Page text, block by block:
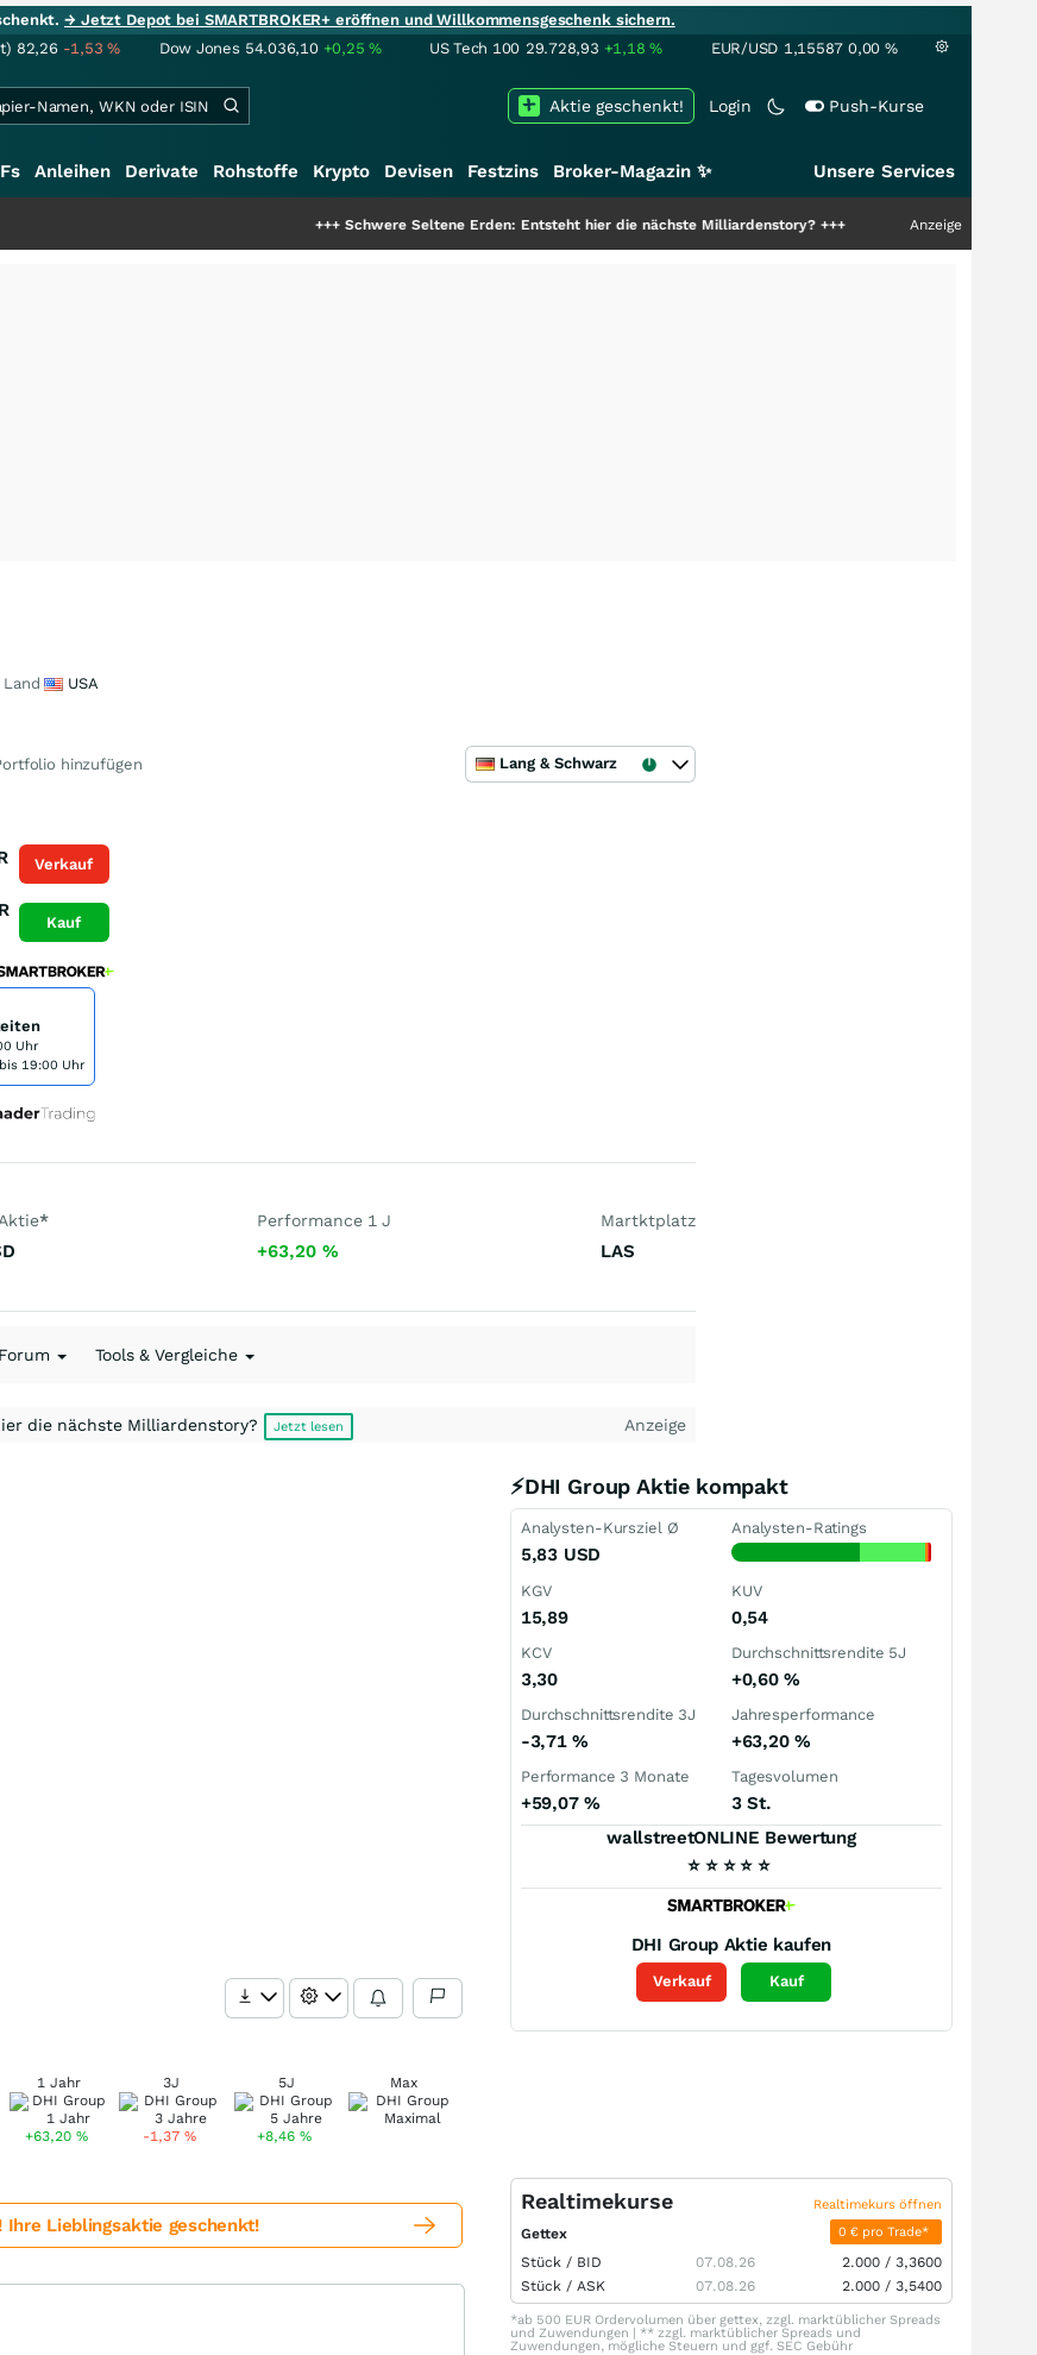
→ Jetzt Depot bei SMARTBROKER+ eröffnen und Willkommensgeschenk sichern.
82,26 -1,53% Dow Jones 54.036,10 +0,25% US Tech 100 29.728,93 +1,18% EUR/USD 1,15587 0,00 %
Login Push-Kurse
Aktie geschenkt!
Anleihen Derivate Rohstoffe Krypto Devisen Festzins Broker-Magazin ✨ Unsere Services
Schwere Seltene Erden: Entsteht hier die nächste Milliardenstory?+++ Anzeige
Land USA
hinzufügen Lang & Schwarz
Verkauf
Kauf
Uhr
19:00 Uhr
* Performance 1 J
+63,20%
Martktplatz
LAS
Forum Tools & Vergleiche
die nächste Milliardenstory? Jetzt lesen Anzeige
1 Jahr
+63,20%
3J
-1,37 %
5J
+8,46 %
Max
⚡DHI Group Aktie kompakt
Analysten-Kursziel Ø
5,83 USD
Analysten-Ratings
KGV
15,89
KUV
0,54
KCV
3,30
Durchschnittsrendite 5J
+0,60%
Durchschnittsrendite 3J
-3,71%
Jahresperformance
+63,20 %
Performance 3 Monate
+59,07 %
Tagesvolumen
3 St.
wallstreetONLINE Bewertung
⭐ ⭐ ⭐ ⭐ ⭐
DHI Group Aktie kaufen
Verkauf Kauf
Ihre Lieblingsaktie geschenkt!
Realtimekurse Realtimekurs öffnen
Gettex 0 € pro Trade*
Stück / BID 07.08.26 2.000 / 3,3600
Stück / ASK 07.08.26 2.000 / 3,5400
*ab 500 EUR Ordervolumen über gettex, zzgl. marktüblicher Spreads
und Zuwendungen | ** zzgl. marktüblicher Spreads und
Zuwendungen, mögliche Steuern und ggf. SEC Gebühr